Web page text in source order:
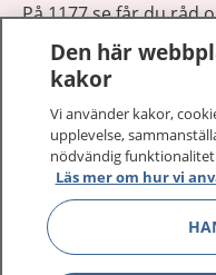
På 1177.se får du råd
sjukdomar och vilka
Logga in för att läsa
vårdärenden. Ring
sjukvårdsrådgivning
1177 ger dig råd när
Den här
kakor
Vi använder kakor,
upplevelse,
nödvändig
Läs mer om hur vi